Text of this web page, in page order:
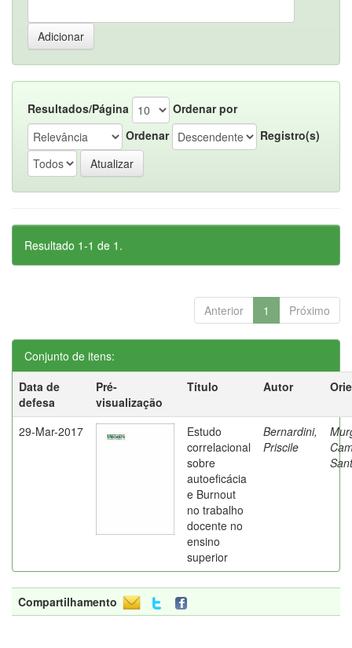
Resultados/Página
Ordenar por
Ordenar
Registro(s)
Resultado 1-1 de 1.
Anterior 1 Próximo
Conjunto de itens:
Data de
defesa
Pré-
visualização
Título Autor
29-Mar-2017
Estudo
correlacional
sobre
autoeficácia
e Burnout
no trabalho
docente no
ensino
superior
Bernardini,
Priscile
Compartilhamento